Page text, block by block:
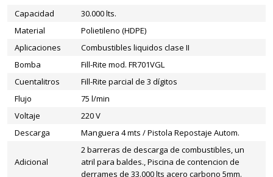
Capacidad
30.000 lts.
Material
Polietileno (HDPE)
Aplicaciones
Combustibles liquidos clase II
Bomba
Fill-Rite mod. FR701VGL
Cuentalitros
Fill-Rite parcial de 3 dígitos
Flujo
75 l/min
Voltaje
220 V
Descarga
Manguera 4 mts / Pistola Repostaje Autom.
Adicional
2 barreras de descarga de combustibles, un
atril para baldes., Piscina de contencion de
derrames de 33.000 lts acero carbono 5mm.